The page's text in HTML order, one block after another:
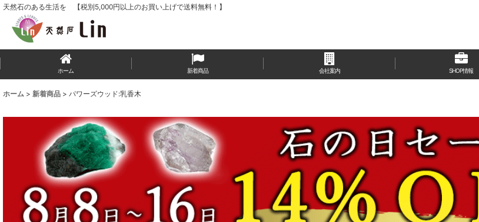
天然石のある生活を 【税別5,000円以上のお買い上げで送料無料！】
ホーム 新着商品 会社案内 SHOP情報
ホーム > 新着商品 > パワーズウッド:乳香木